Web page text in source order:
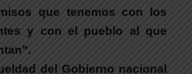
que tenemos con los
y con el pueblo al que
del Gobierno nacional